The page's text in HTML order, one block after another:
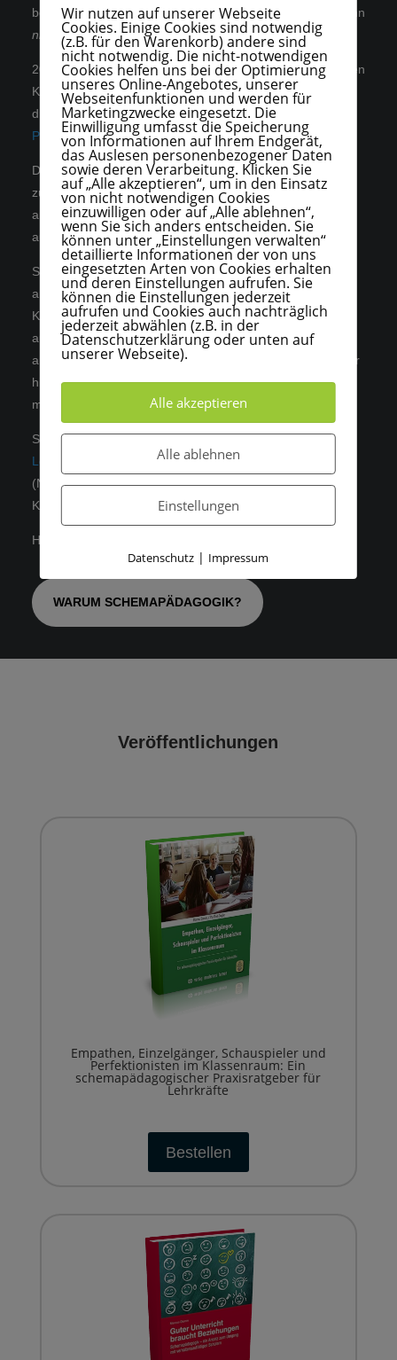
bekannten Automatismen erschaffen, kurz gesagt: Ich kann
nicht
ansatzweise pädagogisch erfolgreich arbeiten.
2010 kam es zur Entwicklung des konstruktistisch basierten
Konzepts Schemapädagogik – um dieses geht es hier. Es
dreht sich u.a. um den Umgang mitherausfordernden
Persönlichkeitsstilen und -störungen.
Du findest hier Beiträge, Erfahrungen und auch Antworten
zu zahlreichen Fragen und Themen, die uns und viele
andere in unserer Berufspraxis regelmäßig beschäftigen,
auch entsprechende Dateien zumdownloaden.
Schemapädagogik (Grundlagentexte findest duhier) liegt
an der Schnittstelle zwischen Kognitiver Therapie,
Klärungsorientierter Psychotherapie und Schematherapie
auf der einen – und Schul- und Sozialpädagogik auf der
anderen Seite. Möglicherweise entdeckst du Inputs, die dir
hilfreich erscheinen bzw. in die du dich tiefer einarbeiten
möchtest.
Schemapädagogik findet Anwendung: DasJugendhein
Lory (Bern)
sowie dasWestfälische Kinderdorf
(Niedersachsen) arbeiten mit dem schemapädagogischen
Konzept.
Hier gehts zu den
WARUM SCHEMAPÄDAGOGIK?
Veröffentlichungen
Empathen, Einzelgänger, Schauspieler und
Perfektionisten im Klassenraum: Ein
schemapädagogischer Praxisratgeber für
Lehrkräfte
Bestellen
Wir nutzen auf unserer Webseite
Cookies. Einige Cookies sind notwendig
(z.B. für den Warenkorb) andere sind
nicht notwendig. Die nicht-notwendigen
Cookies helfen uns bei der Optimierung
unseres Online-Angebotes, unserer
Webseitenfunktionen und werden für
Marketingzwecke eingesetzt. Die
Einwilligung umfasst die Speicherung
von Informationen auf Ihrem Endgerät,
das Auslesen personenbezogener Daten
sowie deren Verarbeitung. Klicken Sie
auf „Alle akzeptieren“, um in den Einsatz
von nicht notwendigen Cookies
einzuwilligen oder auf „Alle ablehnen“,
wenn Sie sich anders entscheiden. Sie
können unter „Einstellungen verwalten“
detaillierte Informationen der von uns
eingesetzten Arten von Cookies erhalten
und deren Einstellungen aufrufen. Sie
können die Einstellungen jederzeit
aufrufen und Cookies auch nachträglich
jederzeit abwählen (z.B. in der
Datenschutzerklärung oder unten auf
unserer Webseite).
Alle akzeptieren
Alle ablehnen
Einstellungen
Datenschutz | Impressum